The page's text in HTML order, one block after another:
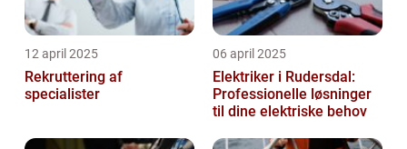
12 april 2025
Rekruttering af
specialister
06 april 2025
Elektriker i Rudersdal:
Professionelle løsninger
til dine elektriske behov